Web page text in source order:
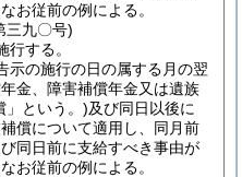
お従前の例による。
三九〇号)
する。
示の施行の日の属する月の翌
金、障害補償年金又は遺族
」という。)及び同日以後に
償について適用し、同月前
同日前に支給すべき事由が
お従前の例による。